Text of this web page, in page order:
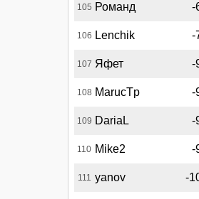
105 Романд -
106 Lenchik -
107 Яфет -
108 MarucTp -
109 DariaL -
110 Mike2 -
111 yanov -